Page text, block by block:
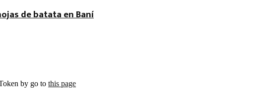
de batata en Baní
by go to this page